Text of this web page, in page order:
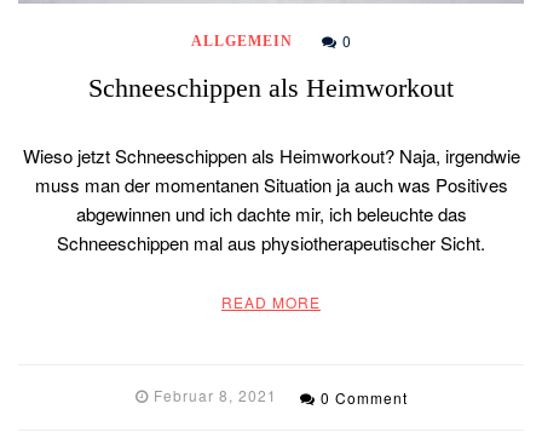
ALLGEMEIN 0
Schneeschippen als Heimworkout
Wieso jetzt Schneeschippen als Heimworkout? Naja, irgendwie
muss man der momentanen Situation ja auch was Positives
abgewinnen und ich dachte mir, ich beleuchte das
Schneeschippen mal aus physiotherapeutischer Sicht.
READ MORE
Februar 8, 2021 0 Comment